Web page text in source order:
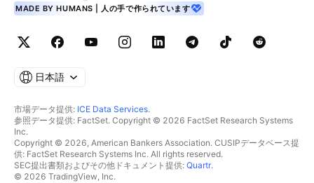
MADE BY HUMANS | 人の手で作られています
日本語
市場データ提供: ICE Data Services.
参照データ提供: FactSet. Copyright © 2026 FactSet Research Systems
Inc.
Copyright © 2026, American Bankers Association. CUSIPデータベース提
供: FactSet Research Systems Inc. All rights reserved.
SEC提出書類およびその他ドキュメント提供: Quartr.
© 2026 TradingView, Inc.